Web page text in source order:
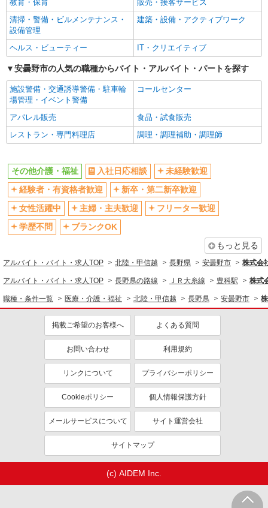
教育・保育
販売・接客サービス
清掃・警備・ビルメンテナンス・
設備管理
建築・設備・アクティブワーク
ヘルス・ビューティー IT・クリエイティブ
安曇野市の人気の職種からバイト・アルバイト・パートを探す
施設警備・交通誘導警備・駐車輪
場管理・イベント警備
コールセンター
アパレル販売
食品・試食販売
レストラン・専門料理店
調理・調理補助・調理師
その他介護・福祉 入社日応相談
未経験歓迎
経験者・有資格者歓迎
新卒・第二新卒歓迎
女性活躍中
主婦・主夫歓迎
フリーター歓迎
学歴不問
ブランクOK
もっと見る
アルバイト・バイト・求人TOP 北陸・甲信越 長野県 安曇野市 株式会
アルバイト・バイト・求人TOP 長野県の路線 ＪＲ大糸線 豊科駅 株式
職種・条件一覧 医療・介護・福祉 北陸・甲信越 長野県 安曇野市
掲載ご希望のお客様へ よくある質問
お問い合わせ 利用規約
リンクについて プライバシーポリシー
Cookieポリシー 個人情報保護方針
メールサービスについて サイト運営会社
サイトマップ
(c) AIDEM Inc.